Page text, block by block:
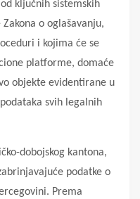
ključnih sistemskih
o oglašavanju,
i kojima će se
platforme, domaće
objekte evidentirane u
svih legalnih
dobojskog kantona,
podatke o
Prema